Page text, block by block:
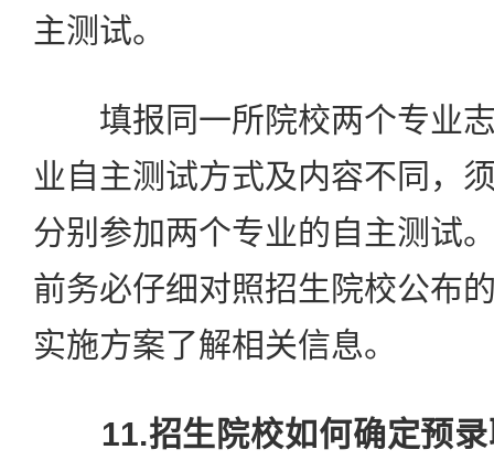
主测试。
填报同一所院校两个专业志
业自主测试方式及内容不同，
分别参加两个专业的自主测试
前务必仔细对照招生院校公布
实施方案了解相关信息。
11.招生院校如何确定预